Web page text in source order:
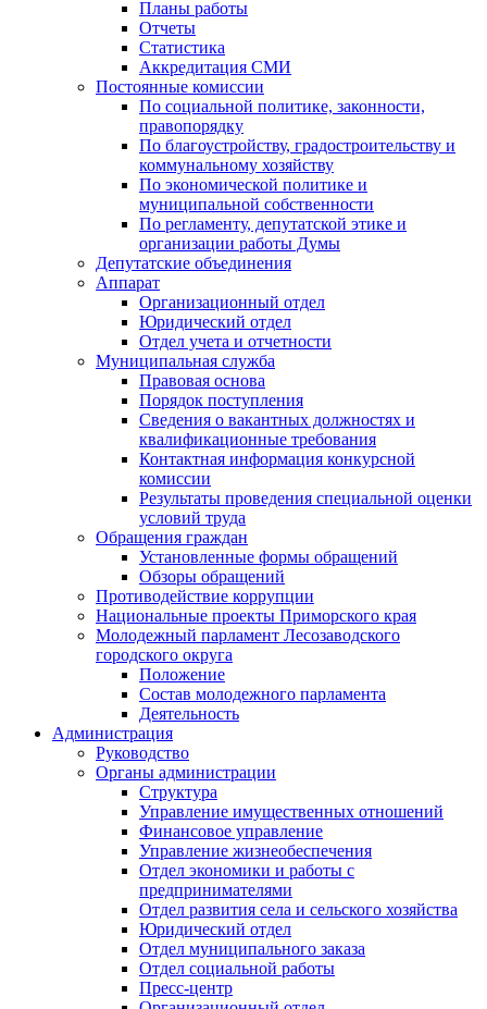
Планы работы
Отчеты
Статистика
Аккредитация СМИ
Постоянные комиссии
По социальной политике, законности,
правопорядку
По благоустройству, градостроительству и
коммунальному хозяйству
По экономической политике и
муниципальной собственности
По регламенту, депутатской этике и
организации работы Думы
Депутатские объединения
Аппарат
Организационный отдел
Юридический отдел
Отдел учета и отчетности
Муниципальная служба
Правовая основа
Порядок поступления
Сведения о вакантных должностях и
квалификационные требования
Контактная информация конкурсной
комиссии
Результаты проведения специальной оценки
условий труда
Обращения граждан
Установленные формы обращений
Обзоры обращений
Противодействие коррупции
Национальные проекты Приморского края
Молодежный парламент Лесозаводского
городского округа
Положение
Состав молодежного парламента
Деятельность
Администрация
Руководство
Органы администрации
Структура
Управление имущественных отношений
Финансовое управление
Управление жизнеобеспечения
Отдел экономики и работы с
предпринимателями
Отдел развития села и сельского хозяйства
Юридический отдел
Отдел муниципального заказа
Отдел социальной работы
Пресс-центр